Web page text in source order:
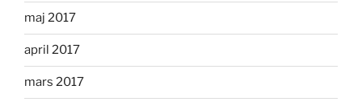
maj 2017
april 2017
mars 2017